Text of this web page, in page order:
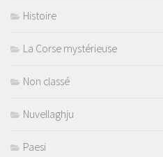
Histoire
La Corse mystérieuse
Non classé
Nuvellaghju
Paesi